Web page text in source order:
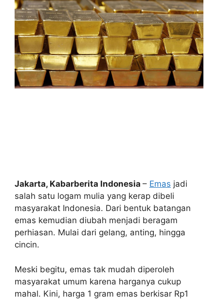
Jakarta, Kabarberita Indonesia – Emas jadi
salah satu logam mulia yang kerap dibeli
masyarakat Indonesia. Dari bentuk batangan
emas kemudian diubah menjadi beragam
perhiasan. Mulai dari gelang, anting, hingga
cincin.
Meski begitu, emas tak mudah diperoleh
masyarakat umum karena harganya cukup
mahal. Kini, harga 1 gram emas berkisar Rp1